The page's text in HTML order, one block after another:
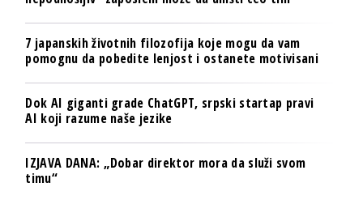
7 japanskih životnih filozofija koje mogu da vam
pomognu da pobedite lenjost i ostanete motivisani
Dok AI giganti grade ChatGPT, srpski startap pravi
AI koji razume naše jezike
IZJAVA DANA: „Dobar direktor mora da služi svom
timu“